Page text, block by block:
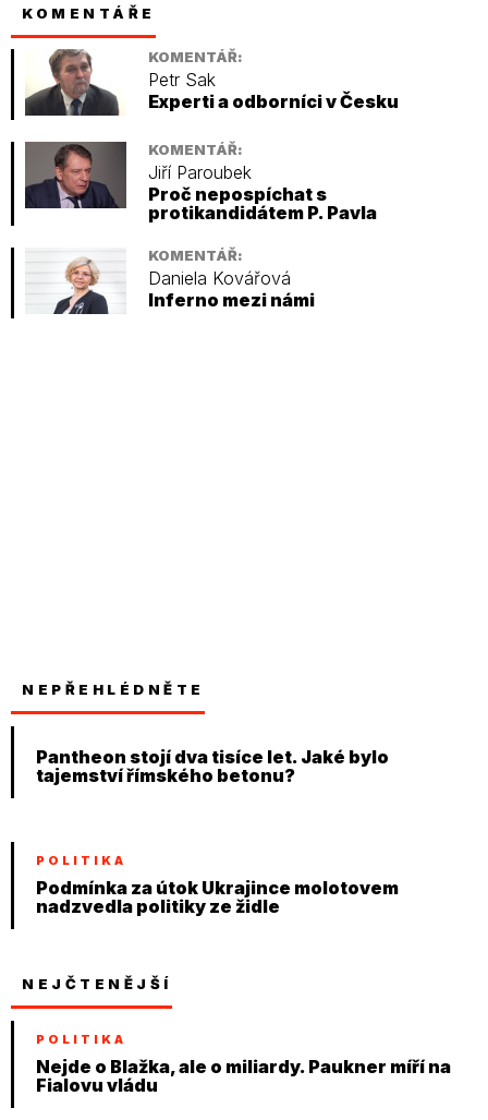
KOMENTÁŘE
KOMENTÁŘ:
Petr Sak
Experti a odborníci v Česku
KOMENTÁŘ:
Jiří Paroubek
Proč nepospíchat s
protikandidátem P. Pavla
KOMENTÁŘ:
Daniela Kovářová
Inferno mezi námi
NEPŘEHLÉDNĚTE
Pantheon stojí dva tisíce let. Jaké bylo
tajemství římského betonu?
POLITIKA
Podmínka za útok Ukrajince molotovem
nadzvedla politiky ze židle
NEJČTENĚJŠÍ
POLITIKA
Nejde o Blažka, ale o miliardy. Paukner míří na
Fialovu vládu